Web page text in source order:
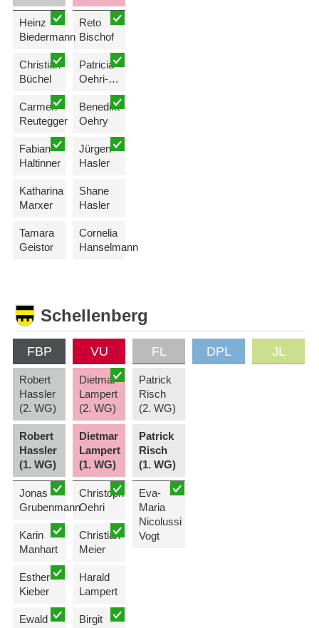
Heinz
Biedermann
Christian
Büchel
Carmen
Reutegger
Fabian
Haltinner
Katharina
Marxer
Tamara
Geistor
Reto
Bischof
Patricia
Oehri-Eggenberger
Benedikt
Oehry
Jürgen
Hasler
Shane
Hasler
Cornelia
Hanselmann
Schellenberg
FBP
Robert
Hassler
(2. WG)
Robert
Hassler
(1. WG)
Jonas
Grubenmann
Karin
Manhart
Esther
Kieber
Ewald
VU
Dietmar
Lampert
(2. WG)
Dietmar
Lampert
(1. WG)
Christoph
Oehri
Christian
Meier
Harald
Lampert
Birgit
FL
Patrick
Risch
(2. WG)
Patrick
Risch
(1. WG)
Eva-
Maria
Nicolussi
Vogt
DPL JL